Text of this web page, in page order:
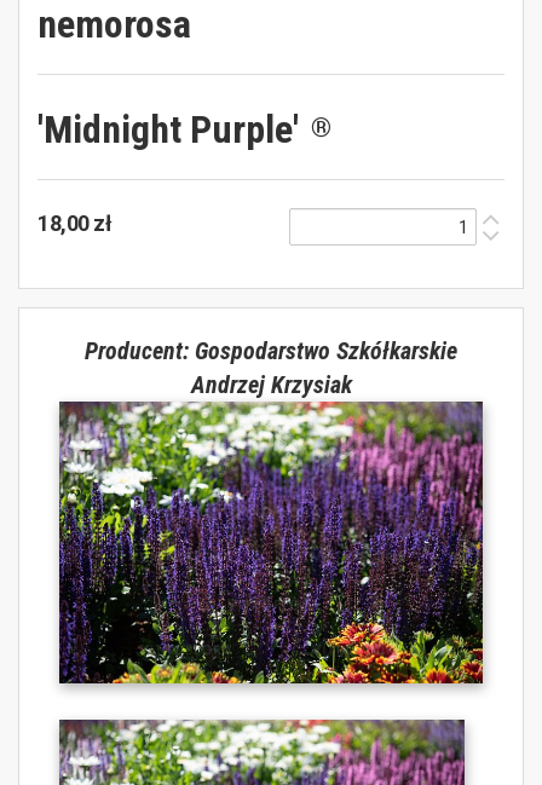
nemorosa
'Midnight Purple' ®
18,00 zł
Producent: Gospodarstwo Szkółkarskie
Andrzej Krzysiak